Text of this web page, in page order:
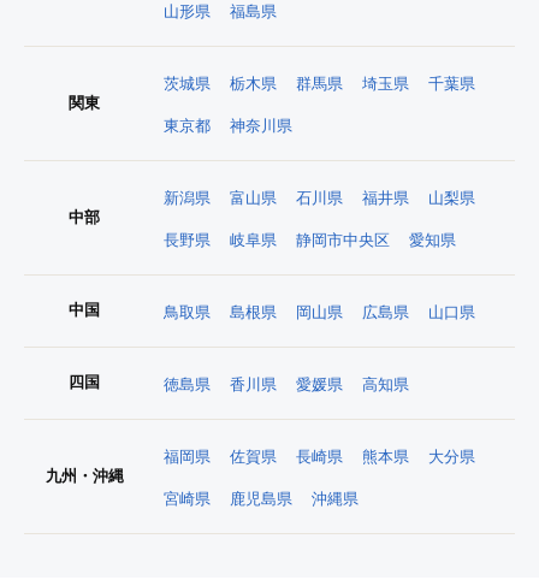
山形県 福島県
関東
茨城県 栃木県 群馬県 埼玉県 千葉県
東京都 神奈川県
中部
新潟県 富山県 石川県 福井県 山梨県
長野県 岐阜県 静岡市中央区 愛知県
中国 鳥取県 島根県 岡山県 広島県 山口県
四国 徳島県 香川県 愛媛県 高知県
九州・沖縄
福岡県 佐賀県 長崎県 熊本県 大分県
宮崎県 鹿児島県 沖縄県